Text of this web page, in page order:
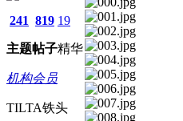
241
主题
819
帖子
19
精华
机构会员
TILTA铁头